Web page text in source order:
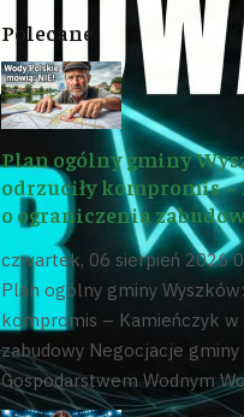
Polecane
Plan ogólny gminy
odrzuciły kompromis –
o ograniczenia
czwartek, 06 sierpień 2026
Plan ogólny gminy
kompromis – Kamieńczyk
zabudowy Negocjacje
Gospodarstwem Wodnym